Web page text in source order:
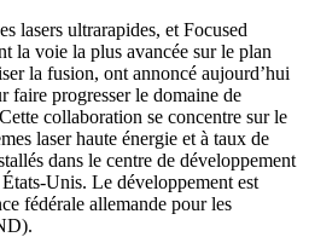
lasers ultrarapides, et Focused
la voie la plus avancée sur le plan
la fusion, ont annoncé aujourd’hui
faire progresser le domaine de
collaboration se concentre sur le
laser haute énergie et à taux de
dans le centre de développement
Unis. Le développement est
fédérale allemande pour les